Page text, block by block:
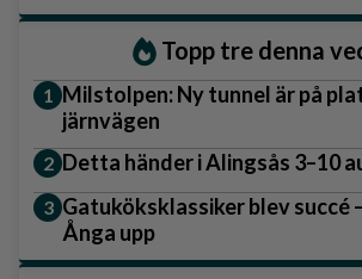
Topp tre denna
Milstolpen: Ny tunnel är på
järnvägen
Detta händer i Alingsås 3–10
Gatuköksklassiker blev succé
Ånga upp